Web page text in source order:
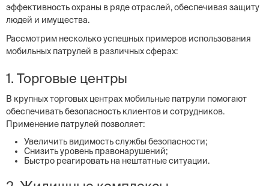
эффективность охраны в ряде отраслей, обеспечивая защиту
людей и имущества.
Рассмотрим несколько успешных примеров использования
мобильных патрулей в различных сферах:
1. Торговые центры
В крупных торговых центрах мобильные патрули помогают
обеспечивать безопасность клиентов и сотрудников.
Применение патрулей позволяет:
Увеличить видимость службы безопасности;
Снизить уровень правонарушений;
Быстро реагировать на нештатные ситуации.